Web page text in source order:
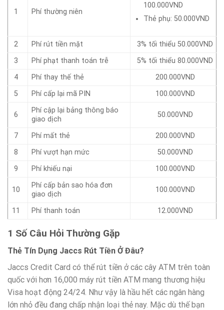
1 Phí thường niên
100.000VND
Thẻ phụ: 50.000VND
2 Phí rút tiền mặt
3% tối thiểu 50.000VND
3
Phí phạt thanh toán trễ
5% tối thiểu 80.000VND
4
Phí thay thế thẻ
200.000VND
5
Phí cấp lại mã PIN 100.000VND
6
Phí cập lại bảng thông báo
giao dịch
50.000VND
7 Phí mất thẻ
200.000VND
8
Phí vượt hạn mức
50.000VND
9
Phí khiếu nại 100.000VND
10
Phí cấp bản sao hóa đơn
giao dịch
100.000VND
11 Phí thanh toán 12.000VND
1 Số Câu Hỏi Thường Gặp
Thẻ Tín Dụng Jaccs Rút Tiền Ở Đâu?
Jaccs Credit Card có thể rút tiền ở các cây ATM trên toàn
quốc với hơn 16,000 máy rút tiền ATM mang thương hiệu
Visa hoạt động 24/24. Như vậy là hầu hết các ngân hàng
lớn nhỏ đều đang chấp nhận loại thẻ nay. Mặc dù thế bạn